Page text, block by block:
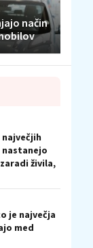
način
živila,
je največja
med